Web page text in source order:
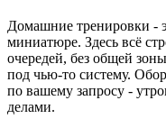
Домашние тренировки -
миниатюре. Здесь всё
очередей, без общей
под чью-то систему.
по вашему запросу -
делами.